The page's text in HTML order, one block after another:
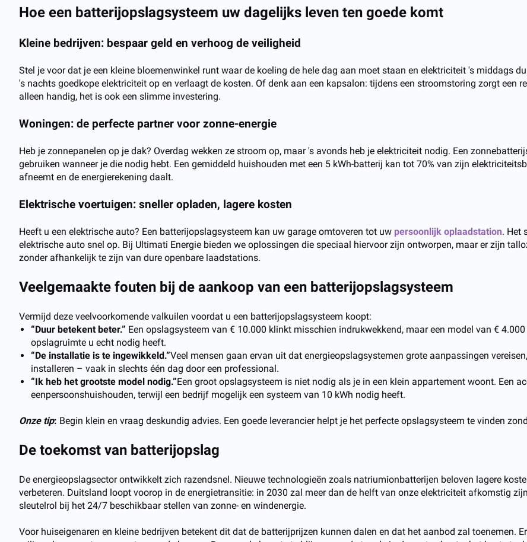
Hoe een batterijopslagsysteem uw dagelijks leven ten goede komt
Kleine bedrijven: bespaar geld en verhoog de veiligheid
Stel je voor dat je een kleine bloemenwinkel runt waar de koeling de hele dag aan moet staan en elektriciteit 's middags
's nachts goedkope elektriciteit op en verlaagt de kosten. Of denk aan een kapsalon: tijdens een stroomstoring zorgt een
alleen handig, het is ook een slimme investering.
Woningen: de perfecte partner voor zonne-energie
Heb je zonnepanelen op je dak? Overdag wekken ze stroom op, maar 's avonds heb je elektriciteit nodig. Een
gebruiken wanneer je die nodig hebt. Een gemiddeld huishouden met een 5 kWh-batterij kan tot 70% van zijn
afneemt en de energierekening daalt.
Elektrische voertuigen: sneller opladen, lagere kosten
Heeft u een elektrische auto? Een batterijopslagsysteem kan uw garage omtoveren tot uw persoonlijk oplaadstation. Het
elektrische auto snel op. Bij Ultimati Energie bieden we oplossingen die speciaal hiervoor zijn ontworpen, maar er zijn
zonder afhankelijk te zijn van dure openbare laadstations.
Veelgemaakte fouten bij de aankoop van een batterijopslagsysteem
Vermijd deze veelvoorkomende valkuilen voordat u een batterijopslagsysteem koopt:
“Duur betekent beter.” Een opslagsysteem van € 10.000 klinkt misschien indrukwekkend, maar een model van €
opslagruimte u echt nodig heeft.
“De installatie is te ingewikkeld.”Veel mensen gaan ervan uit dat energieopslagsystemen grote aanpassingen
installeren – vaak in slechts één dag door een professional.
“Ik heb het grootste model nodig.”Een groot opslagsysteem is niet nodig als je in een klein appartement woont. Een
eenpersoonshuishouden, terwijl een bedrijf mogelijk een systeem van 10 kWh nodig heeft.
Onze tip: Begin klein en vraag deskundig advies. Een goede leverancier helpt je het perfecte opslagsysteem te vinden
De toekomst van batterijopslag
De energieopslagsector ontwikkelt zich razendsnel. Nieuwe technologieën zoals natriumionbatterijen beloven lagere
verbeteren. Duitsland loopt voorop in de energietransitie: in 2030 zal meer dan de helft van onze elektriciteit afkomstig
sleutelrol bij het 24/7 beschikbaar stellen van zonne- en windenergie.
Voor huiseigenaren en kleine bedrijven betekent dit dat de batterijprijzen kunnen dalen en dat het aanbod zal toenemen.